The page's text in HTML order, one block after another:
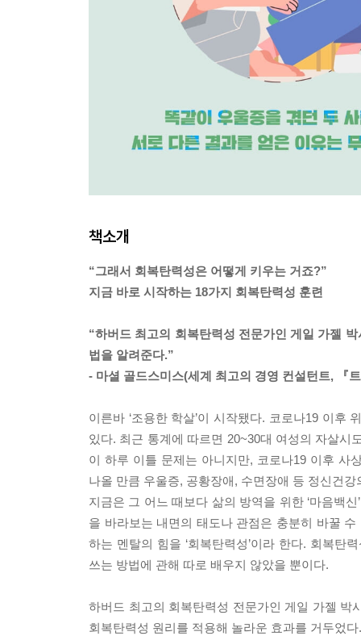
책소개
“그래서 회복탄력성은 어떻게 키우는 거죠?”
지금 바로 시작하는 18가지 회복탄력성 훈련
“하버드 최고의 회복탄력성 전문가인 게일 가젤
법을 알려준다.”
- 마셜 골드스미스(세계 최고의 경영 컨설턴트, 『
이른바 ‘조용한 학살’이 시작됐다. 코로나19 이
있다. 최근 통계에 따르면 20~30대 여성의 자살
이 하루 이틀 문제는 아니지만, 코로나19 이후 사
나올 만큼 우울증, 공황장애, 수면장애 등 정신건
지금은 그 어느 때보다 삶의 방역을 위한 ‘마음백
을 바라보는 내면의 태도나 관점은 충분히 바꿀
하는 멘탈의 힘을 ‘회복탄력성’이라 한다. 회복
쓰는 방법에 관해 따로 배우지 않았을 뿐이다.
하버드 최고의 회복탄력성 전문가인 게일 가젤 박
회복탄력성 원리를 적용해 놀라운 효과를 거두었